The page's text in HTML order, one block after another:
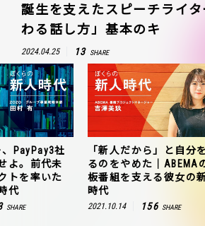
誕生を支えたスピーチライ
わる話し方」基本のキ
2024.04.25 13 SHARE
PayPay3社
よ。前代未
トを率いた
代
SHARE
「新人だから」と自分
るのをやめた｜ABEMA
板番組を支える彼女の
時代
2021.10.14 156 SHARE